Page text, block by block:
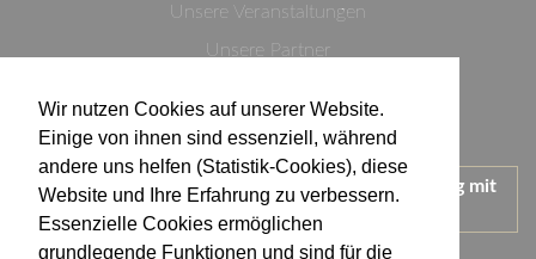
Wir nutzen Cookies auf unserer Website.
Einige von ihnen sind essenziell, während
andere uns helfen (Statistik-Cookies), diese
Website und Ihre Erfahrung zu verbessern.
Essenzielle Cookies ermöglichen
grundlegende Funktionen und sind für die
Unsere Veranstaltungen
Unsere Partner
Impressum
Wir treten für einen verantwortungsvollen Umgang mit
Alkohol ein.
KONTAKT